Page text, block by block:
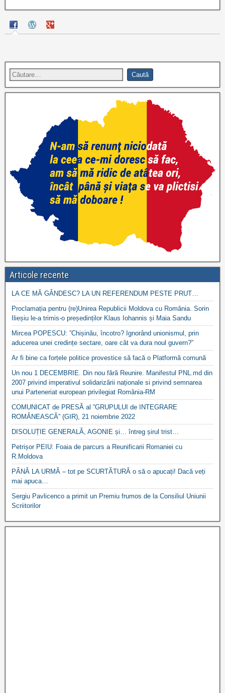
Articole recente
LA CE MĂ GÂNDESC? LA UN REFERENDUM PESTE PRUT…
Proclamația pentru (re)Unirea Republicii Moldova cu România. Sorin
Ilieșiu le-a trimis-o președinților Klaus Iohannis și Maia Sandu
Mircea POPESCU: ”Chișinău, încotro? Ignorând unionismul, prin
aducerea unei credințe sectare, oare cât va dura noul guvern?”
Ar fi bine ca forțele politice provestice să facă o Platformă comună
Un nou 1 DECEMBRIE. Din nou fără Reunire. Manifestul PNL.md din
2007 privind imperativul solidarizării naționale si privind semnarea
unui Parteneriat european privilegiat România-RM
COMUNICAT de PRESĂ al ”GRUPULUI de INTEGRARE
ROMÂNEASCĂ” (GIR), 21 noiembrie 2022
DISOLUȚIE GENERALĂ, AGONIE și… întreg șirul trist…
Petrișor PEIU: Foaia de parcurs a Reunificarii Romaniei cu
R.Moldova
PÂNĂ LA URMĂ – tot pe SCURTĂTURĂ o să o apucați! Dacă veți
mai apuca…
Sergiu Pavlicenco a primit un Premiu frumos de la Consiliul Uniunii
Scriitorilor